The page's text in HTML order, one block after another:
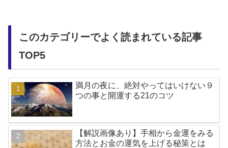
このカテゴリーでよく読まれている記事
TOP5
満月の夜に、絶対やってはいけない９
つの事と開運する21のコツ
【解説画像あり】手相から金運をみる
方法とお金の運気を上げる秘策とは